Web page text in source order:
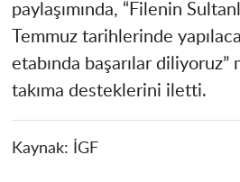
paylaşımında, “Filenin
Temmuz tarihlerinde
etabında başarılar diliyoruz”
takıma desteklerini iletti.
Kaynak: İGF